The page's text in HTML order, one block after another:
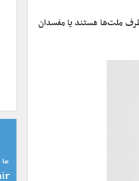
طرف ملت‌ها هستند یا مفسدان